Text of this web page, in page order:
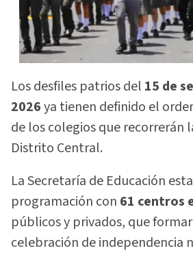
Los desfiles patrios del 15 de
2026ya tienen definido el
de los colegios que recorrerán
Distrito Central.
La Secretaría de Educación
programación con 61 centros
públicos y privados, que
celebración de independencia